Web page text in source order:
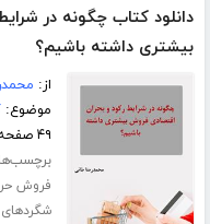
دانلود کتاب چگونه در
بیشتری داشته باشیم؟
از:
موضوع:
۴۹ صفحه
فروش